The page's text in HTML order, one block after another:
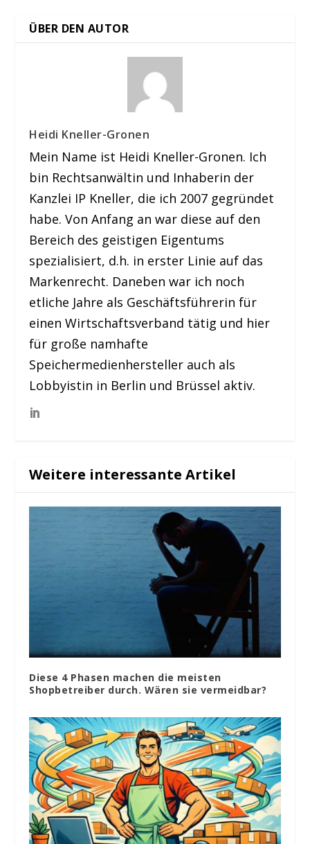
ÜBER DEN AUTOR
Heidi Kneller-Gronen
Mein Name ist Heidi Kneller-Gronen. Ich
bin Rechtsanwältin und Inhaberin der
Kanzlei IP Kneller, die ich 2007 gegründet
habe. Von Anfang an war diese auf den
Bereich des geistigen Eigentums
spezialisiert, d.h. in erster Linie auf das
Markenrecht. Daneben war ich noch
etliche Jahre als Geschäftsführerin für
einen Wirtschaftsverband tätig und hier
für große namhafte
Speichermedienhersteller auch als
Lobbyistin in Berlin und Brüssel aktiv.
Weitere interessante Artikel
Diese 4 Phasen machen die meisten
Shopbetreiber durch. Wären sie vermeidbar?